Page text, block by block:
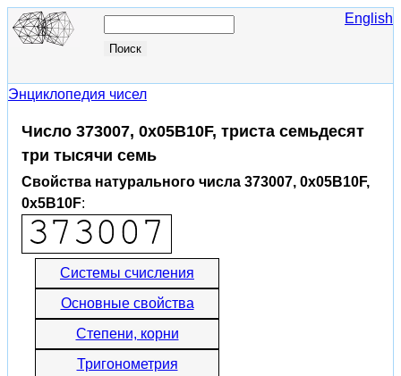
English
Энциклопедия чисел
Число 373007, 0x05B10F, триста семьдесят
три тысячи семь
Свойства натурального числа 373007, 0x05B10F,
0x5B10F:
Системы счисления
Основные свойства
Степени, корни
Тригонометрия